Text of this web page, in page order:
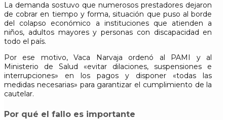
La demanda sostuvo que numerosos prestadores dejaron
de cobrar en tiempo y forma, situación que puso al borde
del colapso económico a instituciones que atienden a
niños, adultos mayores y personas con discapacidad en
todo el país.
Por ese motivo, Vaca Narvaja ordenó al PAMI y al
Ministerio de Salud «evitar dilaciones, suspensiones e
interrupciones» en los pagos y disponer «todas las
medidas necesarias» para garantizar el cumplimiento de la
cautelar.
Por qué el fallo es importante